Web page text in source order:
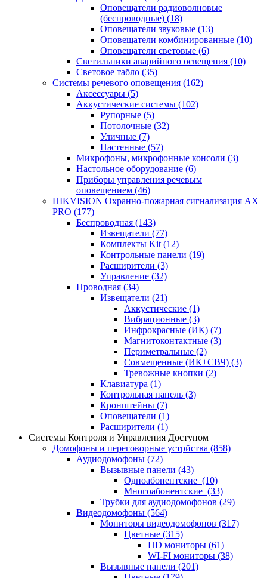
Оповещатели радиоволновые
(беспроводные) (18)
Оповещатели звуковые (13)
Оповещатели комбинированные (10)
Оповещатели световые (6)
Светильники аварийного освещения (10)
Световое табло (35)
Системы речевого оповещения (162)
Аксессуары (5)
Аккустические системы (102)
Рупорные (5)
Потолочные (32)
Уличные (7)
Настенные (57)
Микрофоны, микрофонные консоли (3)
Настольное оборудование (6)
Приборы управления речевым
оповещением (46)
HIKVISION Охранно-пожарная сигнализация AX
PRO (177)
Беспроводная (143)
Извещатели (77)
Комплекты Kit (12)
Контрольные панели (19)
Расширители (3)
Управление (32)
Проводная (34)
Извещатели (21)
Аккустические (1)
Вибрационные (3)
Инфрокрасные (ИК) (7)
Магнитоконтактные (3)
Периметральные (2)
Совмещенные (ИК+СВЧ) (3)
Тревожные кнопки (2)
Клавиатура (1)
Контрольная панель (3)
Кронштейны (7)
Оповещатели (1)
Расширители (1)
Системы Контроля и Управления Доступом
Домофоны и переговорные устрйства (858)
Аудиодомофоны (72)
Вызывные панели (43)
Одноабонентские (10)
Многоабонентские (33)
Трубки для аудиодомофонов (29)
Видеодомофоны (564)
Мониторы видеодомофонов (317)
Цветные (315)
HD мониторы (61)
WI-FI мониторы (38)
Вызывные панели (201)